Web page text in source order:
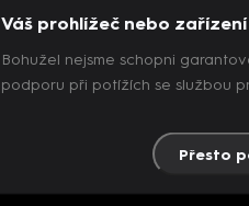
Váš prohlížeč nebo
Bohužel nejsme schopni
podporu při potížích se službou
Přesto